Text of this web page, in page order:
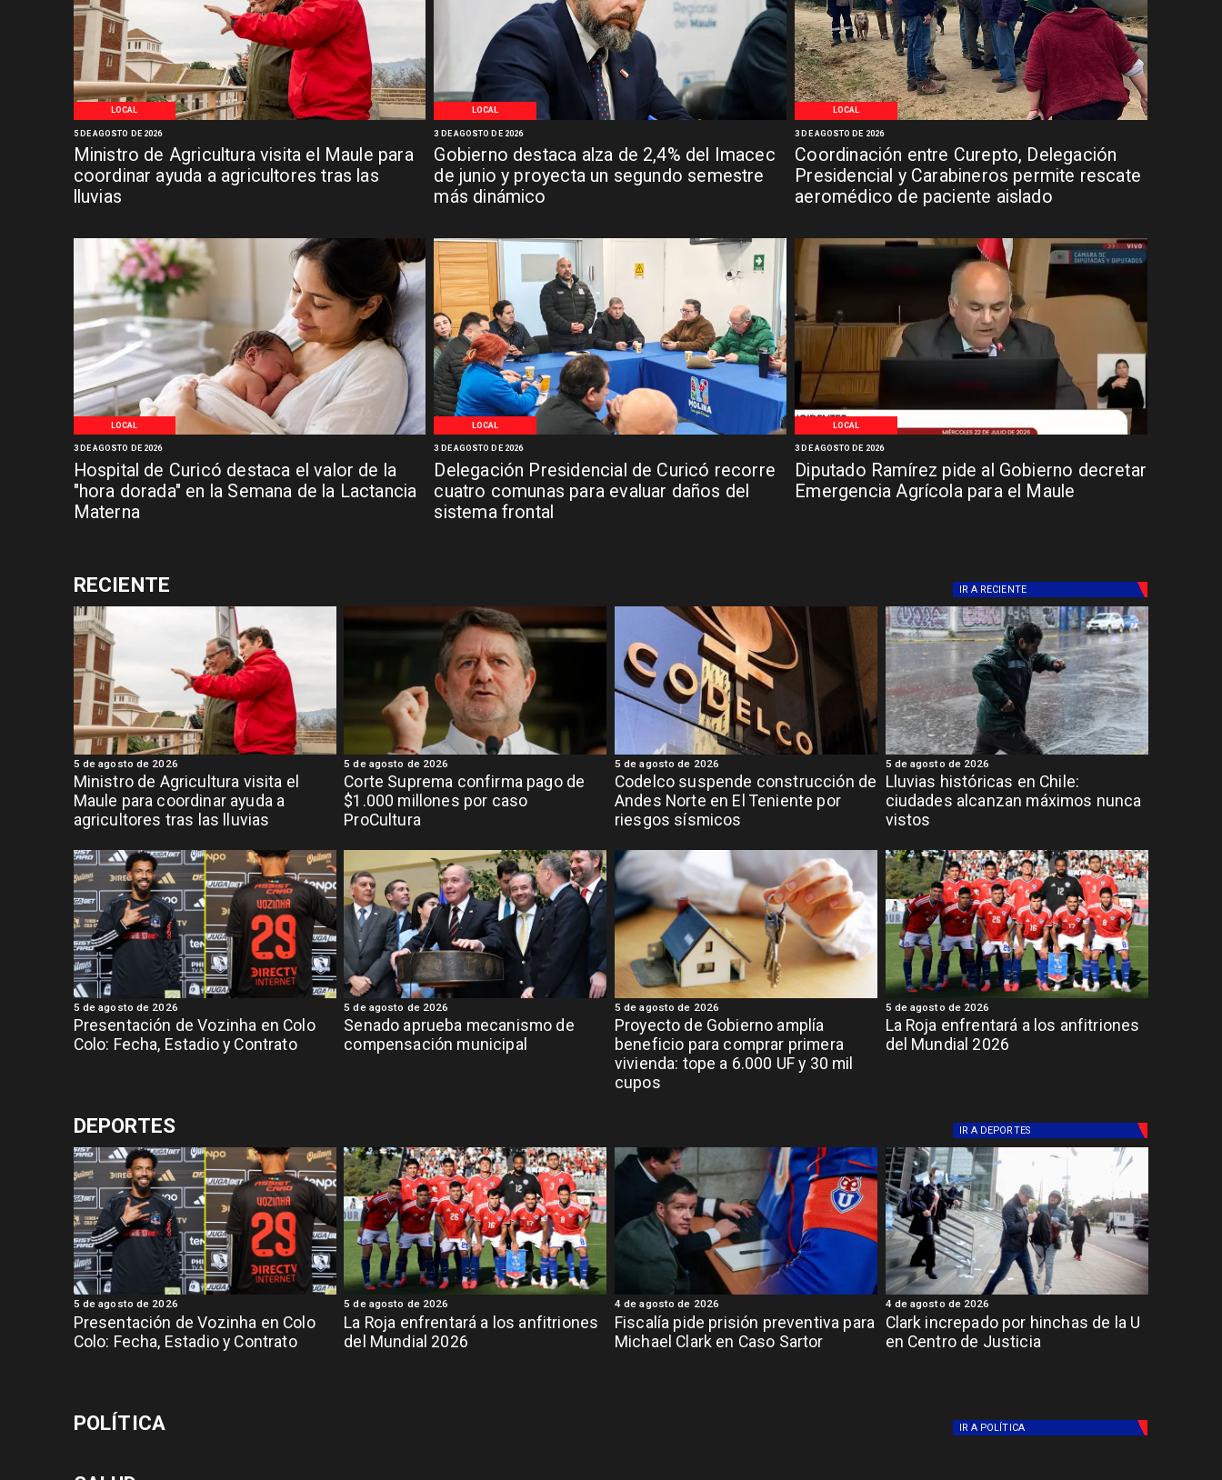
LOCAL
Ministro de Agricultura visita el Maule para
coordinar ayuda a agricultores tras las
lluvias
5 DE AGOSTO DE 2026
LOCAL
Gobierno destaca alza de 2,4% del Imacec
de junio y proyecta un segundo semestre
más dinámico
3 DE AGOSTO DE 2026
LOCAL
Coordinación entre Curepto, Delegación
Presidencial y Carabineros permite rescate
aeromédico de paciente aislado
3 DE AGOSTO DE 2026
LOCAL
Hospital de Curicó destaca el valor de la
"hora dorada" en la Semana de la Lactancia
Materna
3 DE AGOSTO DE 2026
LOCAL
Delegación Presidencial de Curicó recorre
cuatro comunas para evaluar daños del
sistema frontal
3 DE AGOSTO DE 2026
LOCAL
Diputado Ramírez pide al Gobierno decretar
Emergencia Agrícola para el Maule
3 DE AGOSTO DE 2026
RECIENTE IR A RECIENTE
Ministro de Agricultura visita el
Maule para coordinar ayuda a
agricultores tras las lluvias
5 de agosto de 2026
Corte Suprema confirma pago de
$1.000 millones por caso
ProCultura
5 de agosto de 2026
Codelco suspende construcción de
Andes Norte en El Teniente por
riesgos sísmicos
5 de agosto de 2026
Lluvias históricas en Chile:
ciudades alcanzan máximos nunca
vistos
5 de agosto de 2026
Presentación de Vozinha en Colo
Colo: Fecha, Estadio y Contrato
5 de agosto de 2026
Senado aprueba mecanismo de
compensación municipal
5 de agosto de 2026
Proyecto de Gobierno amplía
beneficio para comprar primera
vivienda: tope a 6.000 UF y 30 mil
cupos
5 de agosto de 2026
La Roja enfrentará a los anfitriones
del Mundial 2026
5 de agosto de 2026
DEPORTES IR A DEPORTES
Presentación de Vozinha en Colo
Colo: Fecha, Estadio y Contrato
5 de agosto de 2026
La Roja enfrentará a los anfitriones
del Mundial 2026
5 de agosto de 2026
Fiscalía pide prisión preventiva para
Michael Clark en Caso Sartor
4 de agosto de 2026
Clark increpado por hinchas de la U
en Centro de Justicia
4 de agosto de 2026
POLÍTICA IR A POLÍTICA